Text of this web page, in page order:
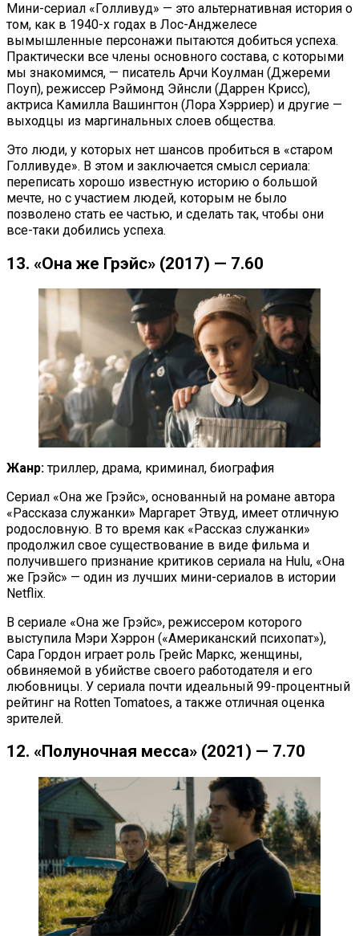
Мини-сериал «Голливуд» — это альтернативная история о
том, как в 1940-х годах в Лос-Анджелесе
вымышленные персонажи пытаются добиться успеха.
Практически все члены основного состава, с которыми
мы знакомимся, — писатель Арчи Коулман (Джереми
Поуп), режиссер Рэймонд Эйнсли (Даррен Крисс),
актриса Камилла Вашингтон (Лора Хэрриер) и другие —
выходцы из маргинальных слоев общества.
Это люди, у которых нет шансов пробиться в «старом
Голливуде». В этом и заключается смысл сериала:
переписать хорошо известную историю о большой
мечте, но с участием людей, которым не было
позволено стать ее частью, и сделать так, чтобы они
все-таки добились успеха.
13. «Она же Грэйс» (2017) — 7.60
Жанр:триллер, драма, криминал, биография
Сериал «Она же Грэйс», основанный на романе автора
«Рассказа служанки» Маргарет Этвуд, имеет отличную
родословную. В то время как «Рассказ служанки»
продолжил свое существование в виде фильма и
получившего признание критиков сериала на Hulu, «Она
же Грэйс» — один из лучших мини-сериалов в истории
Netflix.
В сериале «Она же Грэйс», режиссером которого
выступила Мэри Хэррон («Американский психопат»),
Сара Гордон играет роль Грейс Маркс, женщины,
обвиняемой в убийстве своего работодателя и его
любовницы. У сериала почти идеальный 99-процентный
рейтинг на Rotten Tomatoes, а также отличная оценка
зрителей.
12. «Полуночная месса» (2021) — 7.70